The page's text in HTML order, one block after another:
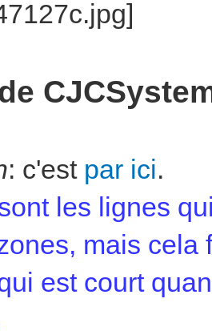
: c'est par ici.
les lignes
mais cela
est court